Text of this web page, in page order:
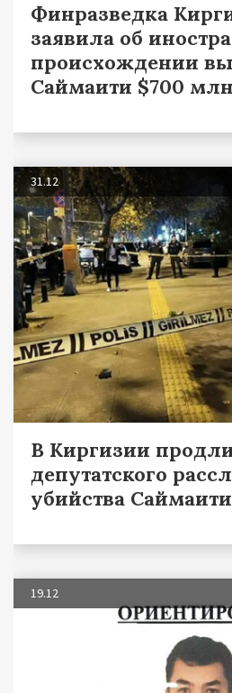
Финразведка
заявила об
происхождении
Саймаити $700 млн
31.12
В Киргизии
депутатского
убийства Саймаити
19.12